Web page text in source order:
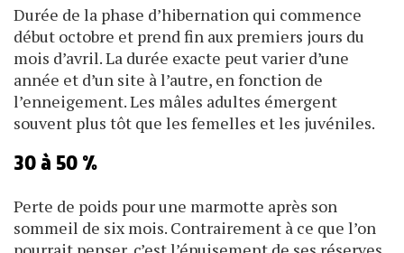
Durée de la phase d’hibernation qui commence
début octobre et prend fin aux premiers jours du
mois d’avril. La durée exacte peut varier d’une
année et d’un site à l’autre, en fonction de
l’enneigement. Les mâles adultes émergent
souvent plus tôt que les femelles et les juvéniles.
30 à 50 %
Perte de poids pour une marmotte après son
sommeil de six mois. Contrairement à ce que l’on